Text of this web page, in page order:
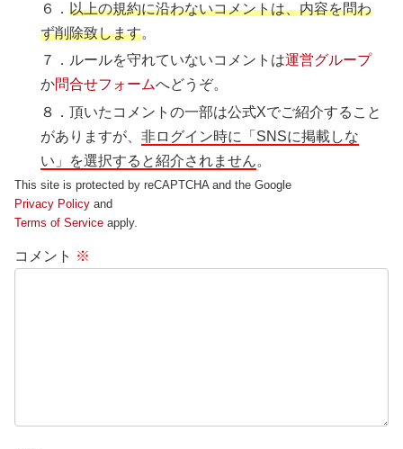
６．以上の規約に沿わないコメントは、内容を問わ
ず削除致します。
７．ルールを守れていないコメントは運営グループ
か問合せフォームへどうぞ。
８．頂いたコメントの一部は公式Xでご紹介すること
がありますが、非ログイン時に「SNSに掲載しな
い」を選択すると紹介されません。
This site is protected by reCAPTCHA and the Google
Privacy Policy and
Terms of Service apply.
コメント ※